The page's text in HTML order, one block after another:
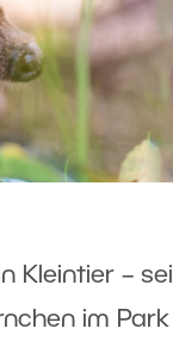
Kleintier –
im Park